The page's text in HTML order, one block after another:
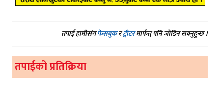
तपाईं हामीसंगफेसबुकरट्वीटरमार्फत् पनि जोडिन सक्नुहुन्छ ।
तपाईको प्रतिक्रिया